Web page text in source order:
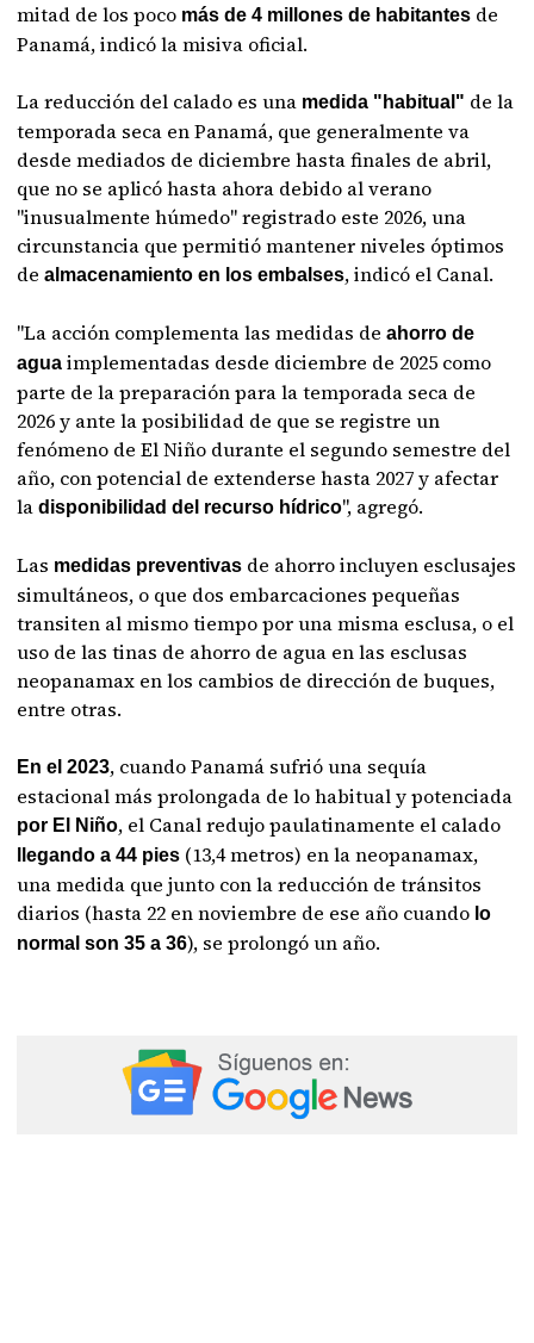
mitad de los poco más de 4 millones de habitantes de
Panamá, indicó la misiva oficial.
La reducción del calado es una medida "habitual" de la
temporada seca en Panamá, que generalmente va
desde mediados de diciembre hasta finales de abril,
que no se aplicó hasta ahora debido al verano
"inusualmente húmedo" registrado este 2026, una
circunstancia que permitió mantener niveles óptimos
dealmacenamiento en los embalses, indicó el Canal.
"La acción complementa las medidas deahorro de
aguaimplementadas desde diciembre de 2025 como
parte de la preparación para la temporada seca de
2026 y ante la posibilidad de que se registre un
fenómeno de El Niño durante el segundo semestre del
año, con potencial de extenderse hasta 2027 y afectar
ladisponibilidad del recurso hídrico", agregó.
Las medidas preventivas de ahorro incluyen esclusajes
simultáneos, o que dos embarcaciones pequeñas
transiten al mismo tiempo por una misma esclusa, o el
uso de las tinas de ahorro de agua en las esclusas
neopanamax en los cambios de dirección de buques,
entre otras.
En el 2023, cuando Panamá sufrió una sequía
estacional más prolongada de lo habitual y potenciada
por El Niño, el Canal redujo paulatinamente el calado
llegando a 44 pies (13,4 metros) en la neopanamax,
una medida que junto con la reducción de tránsitos
diarios (hasta 22 en noviembre de ese año cuando lo
normal son 35 a 36), se prolongó un año.